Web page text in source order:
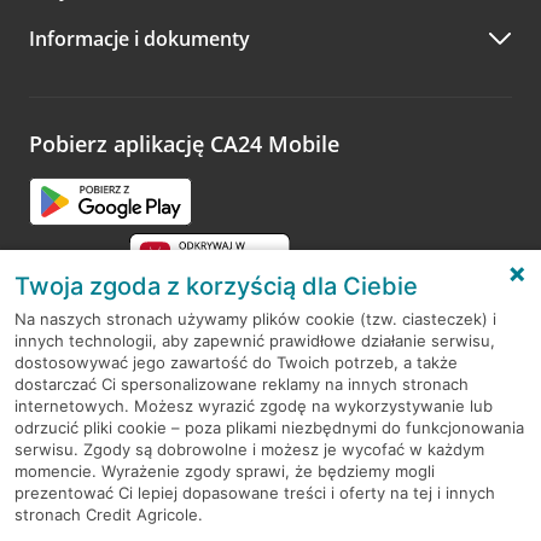
Zachęcamy do podzielenia się z nami opinią o wizycie.
opinie.
Informacje i dokumenty
Pobierz aplikację CA24 Mobile
RODO
Regulamin serwisu
Mapa serwisu
PolitykaCookies
Twoja zgoda z korzyścią dla Ciebie
Na naszych stronach używamy plików cookie (tzw. ciasteczek) i
innych technologii, aby zapewnić prawidłowe działanie serwisu,
dostosowywać jego zawartość do Twoich potrzeb, a także
dostarczać Ci spersonalizowane reklamy na innych stronach
internetowych. Możesz wyrazić zgodę na wykorzystywanie lub
odrzucić pliki cookie – poza plikami niezbędnymi do funkcjonowania
serwisu. Zgody są dobrowolne i możesz je wycofać w każdym
momencie. Wyrażenie zgody sprawi, że będziemy mogli
prezentować Ci lepiej dopasowane treści i oferty na tej i innych
stronach Credit Agricole.